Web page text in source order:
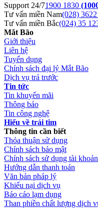
Support 24/71900 1830
Tư vấn miền Nam(028)
Tư vấn miền Bắc(024) 35
Mắt Bão
Giới thiệu
Liên hệ
Tuyển dụng
Chính sách đại lý Mắt Bão
Dịch vụ trả trước
Tin tức
Tin khuyến mãi
Thông báo
Tin công nghệ
Hiểu về trái tim
Thông tin cần biết
Thỏa thuận sử dụng
Chính sách bảo mật
Chính sách sử dụng tài
Hướng dẫn thanh toán
Văn bản pháp lý
Khiếu nại dịch vụ
Báo cáo lạm dụng
Than phiền chất lượng dịch